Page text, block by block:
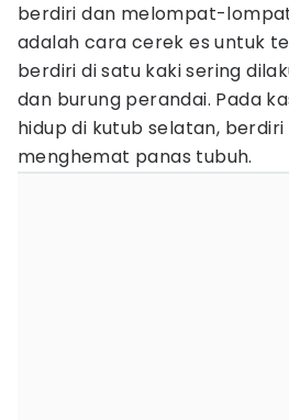
berdiri dan melompat-
adalah cara cerek es untuk
berdiri di satu kaki sering
dan burung perandai. Pada
hidup di kutub selatan, berdiri
menghemat panas tubuh.